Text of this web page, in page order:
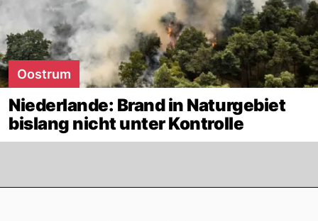
Oostrum
Niederlande: Brand in Naturgebiet
bislang nicht unter Kontrolle